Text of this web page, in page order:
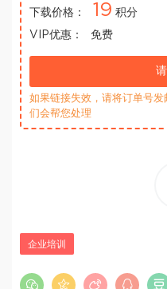
下载价格： 19 积分
VIP优惠：
免费
如果链接失效，请将订单号
们会帮您处理
企业培训